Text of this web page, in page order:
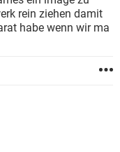
rein ziehen damit
habe wenn wir ma